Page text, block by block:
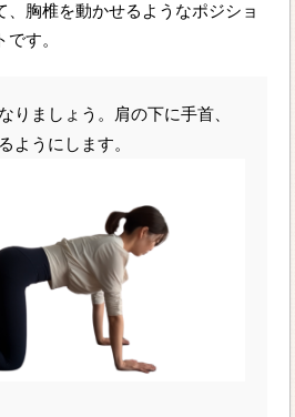
、胸椎を動かせるようなポジショ
す。
りましょう。肩の下に手首、
ようにします。